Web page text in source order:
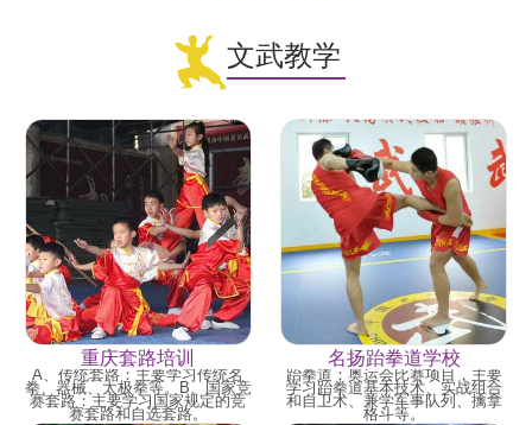
文武教学
重庆套路培训
A、传统套路：主要学习传统名
拳、器械、太极拳等。B、国家竞
赛套路：主要学习国家规定的竞
赛套路和自选套路。
名扬跆拳道学校
跆拳道：奥运会比赛项目，主要
学习跆拳道基本技术、实战组合
和自卫术、兼学军事队列、擒拿
格斗等。